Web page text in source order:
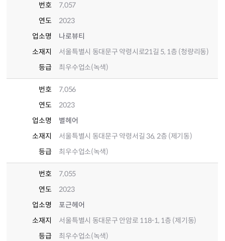
번호
7,057
연도
2023
업소명
나로뷰티
소재지
서울특별시 동대문구 약령시로21길 5, 1층 (청량리동)
등급
최우수업소(녹색)
번호
7,056
연도
2023
업소명
별헤어
소재지
서울특별시 동대문구 약령서길 36, 2층 (제기동)
등급
최우수업소(녹색)
번호
7,055
연도
2023
업소명
포근헤어
소재지
서울특별시 동대문구 안암로 118-1, 1층 (제기동)
등급
최우수업소(녹색)